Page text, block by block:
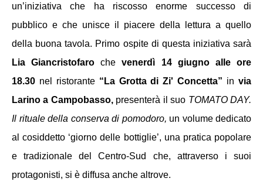
un’iniziativa che ha riscosso enorme successo di
pubblico e che unisce il piacere della lettura a quello
Lia Giancristofaro che venerdì 14 giugno
alle ore
18.30 nel ristorante “La Grotta di Zi' Concetta” in via
Larino a Campobasso, presenterà il suo TOMATO DAY.
Il rituale della conserva di pomodoro, un volume dedicato
al cosiddetto ‘giorno delle bottiglie’, una pratica popolare
e tradizionale del Centro-Sud che, attraverso i suoi
protagonisti, si è diffusa anche altrove.